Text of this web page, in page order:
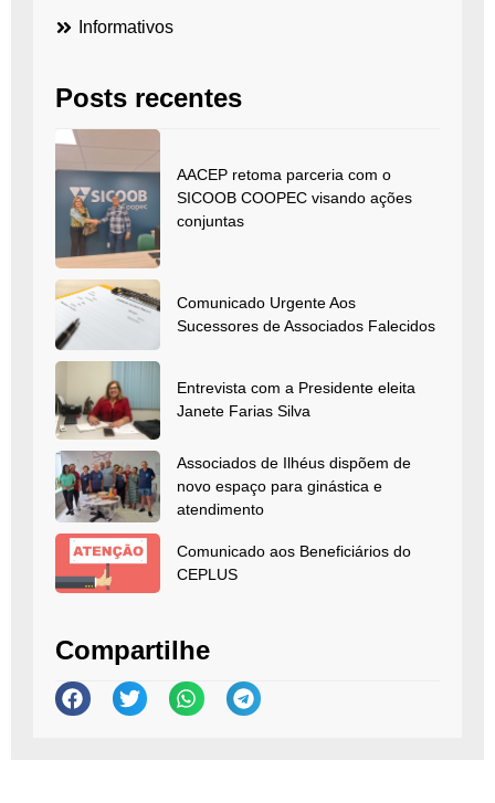
Informativos
Posts recentes
AACEP retoma parceria com o
SICOOB COOPEC visando ações
conjuntas
Comunicado Urgente Aos
Sucessores de Associados Falecidos
Entrevista com a Presidente eleita
Janete Farias Silva
Associados de Ilhéus dispõem de
novo espaço para ginástica e
atendimento
Comunicado aos Beneficiários do
CEPLUS
Compartilhe